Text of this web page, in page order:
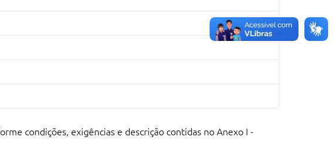
condições, exigências e descrição contidas no Anexo I -